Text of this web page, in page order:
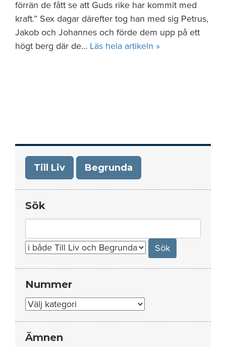
förrän de fått se att Guds rike har kommit med
kraft.” Sex dagar därefter tog han med sig Petrus,
Jakob och Johannes och förde dem upp på ett
högt berg där de… Läs hela artikeln »
Till Liv Begrunda
Sök
for:
Nummer
Nummer
Ämnen